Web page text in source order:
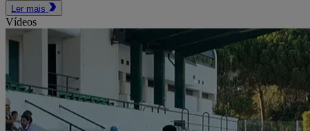
Ler mais
Vídeos